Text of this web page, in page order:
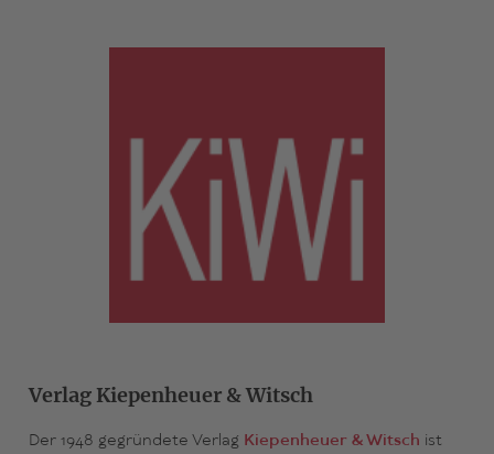
Verlag Kiepenheuer & Witsch
Der 1948 gegründete Verlag Kiepenheuer & Witsch ist